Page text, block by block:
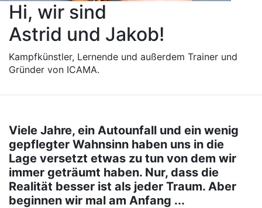
Hi, wir sind
Astrid und Jakob!
Kampfkünstler, Lernende und außerdem Trainer und
Gründer von ICAMA.
Viele Jahre, ein Autounfall und ein wenig
gepflegter Wahnsinn haben uns in die
Lage versetzt etwas zu tun von dem wir
immer geträumt haben. Nur, dass die
Realität besser ist als jeder Traum. Aber
beginnen wir mal am Anfang ...